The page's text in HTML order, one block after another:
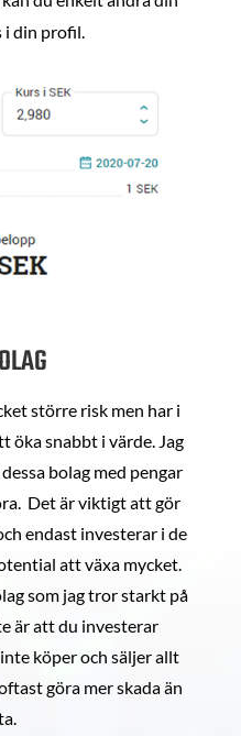
din profil.
större risk men har i
öka snabbt i värde. Jag
bolag med pengar
Det är viktigt att gör
endast investerar i de
att växa mycket.
som jag tror starkt på
är att du investerar
köper och säljer allt
göra mer skada än